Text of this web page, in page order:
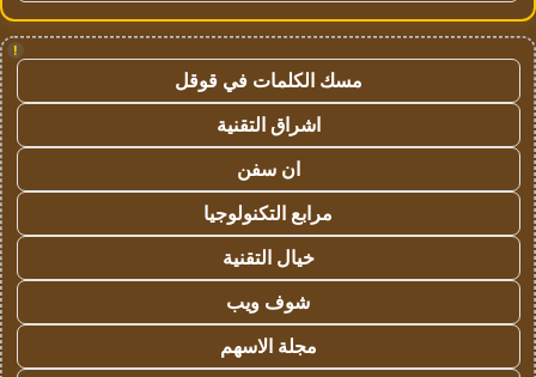
!
مسك الكلمات في قوقل
اشراق التقنية
ان سفن
مرابع التكنولوجيا
خيال التقنية
شوف ويب
مجلة الاسهم